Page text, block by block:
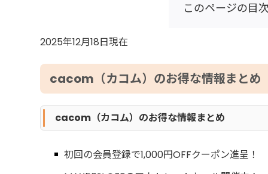
このページの目
2025年12月18日現在
cacom（カコム）のお得な情報まとめ
cacom（カコム）のお得な情報まとめ
初回の会員登録で1,000円OFFクーポン進呈！